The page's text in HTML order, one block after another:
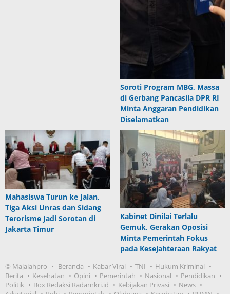
Soroti Program MBG, Massa
di Gerbang Pancasila DPR RI
Minta Anggaran Pendidikan
Diselamatkan
Mahasiswa Turun ke Jalan,
Tiga Aksi Unras dan Sidang
Terorisme Jadi Sorotan di
Jakarta Timur
Kabinet Dinilai Terlalu
Gemuk, Gerakan Oposisi
Minta Pemerintah Fokus
pada Kesejahteraan Rakyat
© Majalahpro Beranda Kabar Viral TNI
Hukum Kriminal
Berita
Kesehatan Opini Pemerintah Nasional
Pendidikan
Politik
Box Redaksi Radarnkri.id Kebijakan Privasi
News